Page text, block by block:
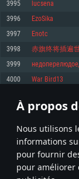
À propos
Nous utilisons
informations
pour fournir
pour améliorer
Recommandée
1060 et plus, Radeon
Disque dur: 75.9 Go
Recommandée
OS: Mac OS Big Sur
Processeur: Core i7
Mémoire: 8 GB
Carte graphique:
Disque dur: 62,2 Go
Recommandée
OS: Ubuntu 20.04 64bit
Processeur: Intel Core
Mémoire: 8 GB
Carte graphique:
6 mois et supportant
Connection:
Disque dur: 60,2 Go
3995 lucsena
3996 EzoSika
3997 Enotc
3998 赤旗终将插遍
3999
4000 War Bird13
* Classement mis à